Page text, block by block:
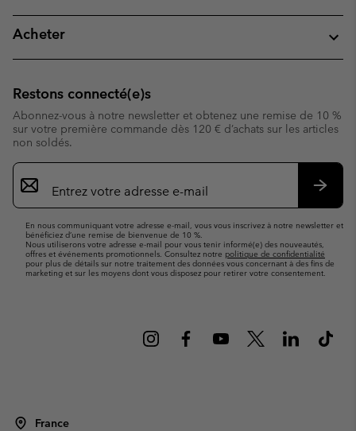
Acheter
Restons connecté(e)s
Abonnez-vous à notre newsletter et obtenez une remise de 10 %
sur votre première commande dès 120 € d’achats sur les articles
non soldés.
Inscription
par
e-
En nous communiquant votre adresse e-mail, vous vous inscrivez à notre newsletter et
bénéficiez d’une remise de bienvenue de 10 %.
Nous utiliserons votre adresse e-mail pour vous tenir informé(e) des nouveautés,
offres et événements promotionnels. Consultez notre politique de confidentialité
pour plus de détails sur notre traitement des données vous concernant à des fins de
marketing et sur les moyens dont vous disposez pour retirer votre consentement.
France